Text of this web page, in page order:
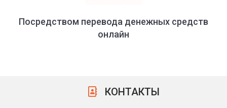
Посредством перевода денежных средств
онлайн
КОНТАКТЫ